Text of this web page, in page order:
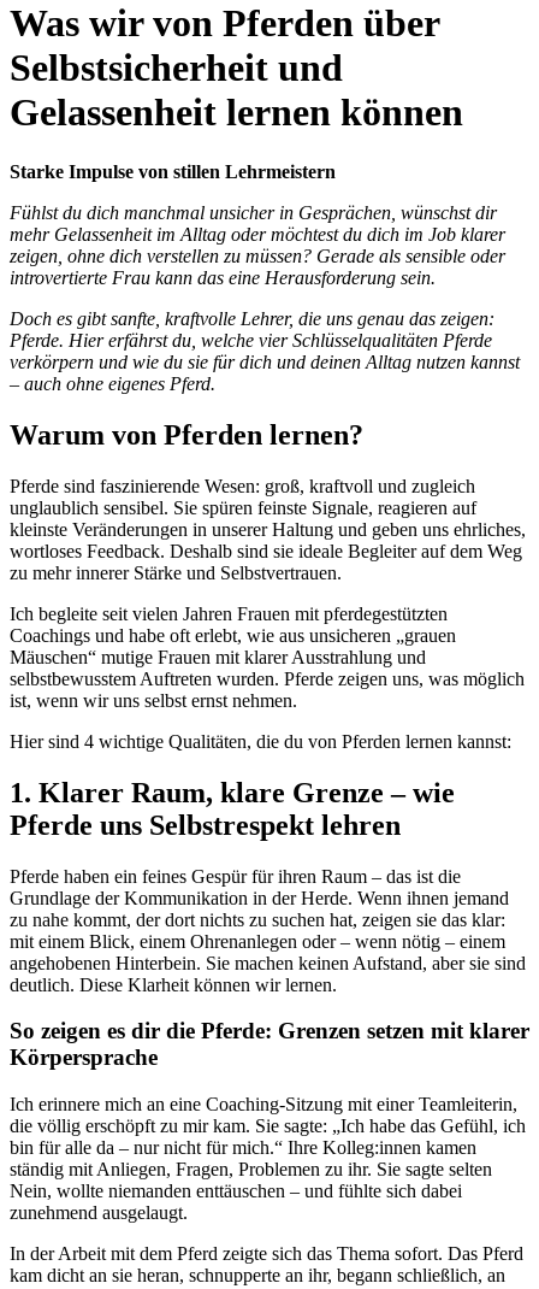
Was wir von Pferden über
Selbstsicherheit und
Gelassenheit lernen können
Starke Impulse von stillen Lehrmeistern
Fühlst du dich manchmal unsicher in Gesprächen, wünschst dir
mehr Gelassenheit im Alltag oder möchtest du dich im Job klarer
zeigen, ohne dich verstellen zu müssen? Gerade als sensible oder
introvertierte Frau kann das eine Herausforderung sein.
Doch es gibt sanfte, kraftvolle Lehrer, die uns genau das zeigen:
Pferde. Hier erfährst du, welche vier Schlüsselqualitäten Pferde
verkörpern und wie du sie für dich und deinen Alltag nutzen kannst
– auch ohne eigenes Pferd.
Warum von Pferden lernen?
Pferde sind faszinierende Wesen: groß, kraftvoll und zugleich
unglaublich sensibel. Sie spüren feinste Signale, reagieren auf
kleinste Veränderungen in unserer Haltung und geben uns ehrliches,
wortloses Feedback. Deshalb sind sie ideale Begleiter auf dem Weg
zu mehr innerer Stärke und Selbstvertrauen.
Ich begleite seit vielen Jahren Frauen mit pferdegestützten
Coachings und habe oft erlebt, wie aus unsicheren „grauen
Mäuschen“ mutige Frauen mit klarer Ausstrahlung und
selbstbewusstem Auftreten wurden. Pferde zeigen uns, was möglich
ist, wenn wir uns selbst ernst nehmen.
Hier sind 4 wichtige Qualitäten, die du von Pferden lernen kannst:
1. Klarer Raum, klare Grenze – wie
Pferde uns Selbstrespekt lehren
Pferde haben ein feines Gespür für ihren Raum – das ist die
Grundlage der Kommunikation in der Herde. Wenn ihnen jemand
zu nahe kommt, der dort nichts zu suchen hat, zeigen sie das klar:
mit einem Blick, einem Ohrenanlegen oder – wenn nötig – einem
angehobenen Hinterbein. Sie machen keinen Aufstand, aber sie sind
deutlich. Diese Klarheit können wir lernen.
So zeigen es dir die Pferde: Grenzen setzen mit klarer
Körpersprache
Ich erinnere mich an eine Coaching-Sitzung mit einer Teamleiterin,
die völlig erschöpft zu mir kam. Sie sagte: „Ich habe das Gefühl, ich
bin für alle da – nur nicht für mich.“ Ihre Kolleg:innen kamen
ständig mit Anliegen, Fragen, Problemen zu ihr. Sie sagte selten
Nein, wollte niemanden enttäuschen – und fühlte sich dabei
zunehmend ausgelaugt.
In der Arbeit mit dem Pferd zeigte sich das Thema sofort. Das Pferd
kam dicht an sie heran, schnupperte an ihr, begann schließlich, an